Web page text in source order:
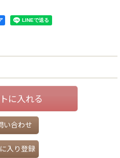
に入れる
い合わせ
入り登録